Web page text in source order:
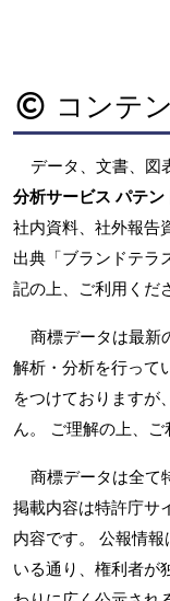
コンテ
データ、文書、図
分析サービス パテ
社内資料、社外報告
出典「ブランドテラ
記の上、ご利用くだ
商標データは最新
解析・分析を行って
をつけておりますが
ん。 ご理解の上、ご
商標データは全て
掲載内容は特許庁サ
内容です。 公報情報
いる通り、権利者が